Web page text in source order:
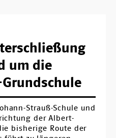
um die
Strauß-Schule und
der Albert-
bisherige Route der